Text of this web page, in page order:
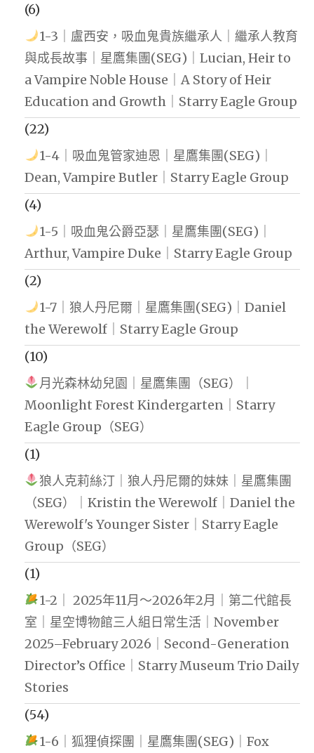
(6)
1-3｜盧西安，吸血鬼貴族繼承人｜繼承人教育
與成長故事｜星鷹集團(SEG)｜Lucian, Heir to
a Vampire Noble House｜A Story of Heir
Education and Growth｜Starry Eagle Group
(22)
1-4｜吸血鬼管家迪恩｜星鷹集團(SEG)｜
Dean, Vampire Butler｜Starry Eagle Group
(4)
1-5｜吸血鬼公爵亞瑟｜星鷹集團(SEG)｜
Arthur, Vampire Duke｜Starry Eagle Group
(2)
1-7｜狼人丹尼爾｜星鷹集團(SEG)｜Daniel
the Werewolf｜Starry Eagle Group
(10)
月光森林幼兒園｜星鷹集團（SEG）｜
Moonlight Forest Kindergarten｜Starry
Eagle Group（SEG）
(1)
狼人克莉絲汀｜狼人丹尼爾的妹妹｜星鷹集團
（SEG）｜Kristin the Werewolf｜Daniel the
Werewolf's Younger Sister｜Starry Eagle
Group（SEG）
(1)
1-2｜ 2025年11月～2026年2月｜第二代館長
室｜星空博物館三人組日常生活｜November
2025–February 2026｜Second-Generation
Director’s Office｜Starry Museum Trio Daily
Stories
(54)
1-6｜狐狸偵探團｜星鷹集團(SEG)｜Fox